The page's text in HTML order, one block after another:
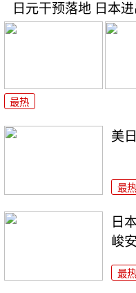
日元干预落地 日本
最热
美
最热
日
峻
最热